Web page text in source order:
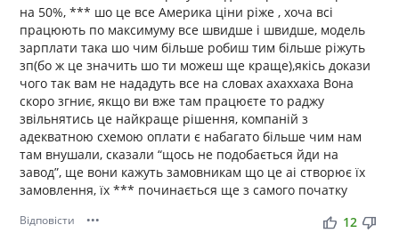
на 50%, *** шо це все Америка ціни ріже , хоча всі
працюють по максимуму все швидше і швидше, модель
зарплати така шо чим більше робиш тим більше ріжуть
зп(бо ж це значить шо ти можеш ще краще),якісь докази
чого так вам не нададуть все на словах ахаххаха Вона
скоро згниє, якщо ви вже там працюєте то раджу
звільнятись це найкраще рішення, компаній з
адекватною схемою оплати є набагато більше чим нам
там внушали, сказали “щось не подобається йди на
завод”, ще вони кажуть замовникам що це аі створює їх
замовлення, їх *** починається ще з самого початку
Відповісти ••• thumb_up thumb_down
12